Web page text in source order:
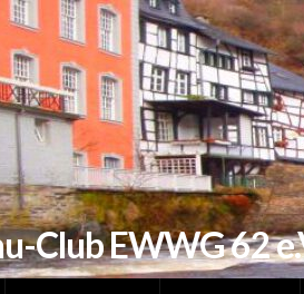
Club EWWG 62